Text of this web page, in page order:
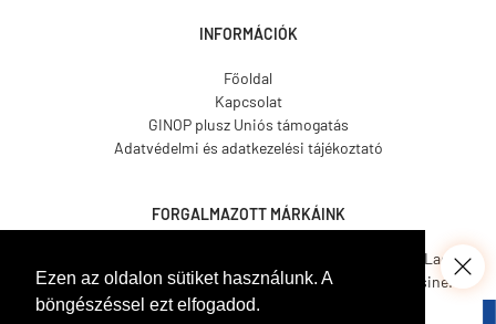
Ezen az oldalon sütiket használunk. A
böngészéssel ezt elfogadod.
INFORMÁCIÓK
Főoldal
Kapcsolat
GINOP plusz Uniós támogatás
Adatvédelmi és adatkezelési tájékoztató
FORGALMAZOTT MÁRKÁINK
Coverit.
Tecnover.
Hemmax.
Walled.
CosmosLac.
Pava Resine.